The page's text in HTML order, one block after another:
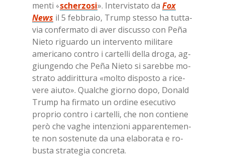
men­ti «scherzosi». In­ter­vi­sta­to da Fox
News il 5 feb­bra­io, Trump stes­so ha tut­ta­
via con­fer­ma­to di aver di­scus­so con Peña
Nie­to ri­guar­do un in­ter­ven­to mi­li­ta­re
ame­ri­ca­no con­tro i car­tel­li del­la dro­ga, ag­
giun­gen­do che Peña Nie­to si sa­reb­be mo­
stra­to ad­di­rit­tu­ra «mol­to di­spo­sto a ri­ce­
ve­re aiu­to». Qual­che gior­no dopo, Do­nald
Trump ha fir­ma­to un or­di­ne ese­cu­ti­vo
pro­prio con­tro i car­tel­li, che non con­tie­ne
però che va­ghe in­ten­zio­ni ap­pa­ren­te­men­
te non so­ste­nu­te da una ela­bo­ra­ta e ro­
bu­sta stra­te­gia con­cre­ta.